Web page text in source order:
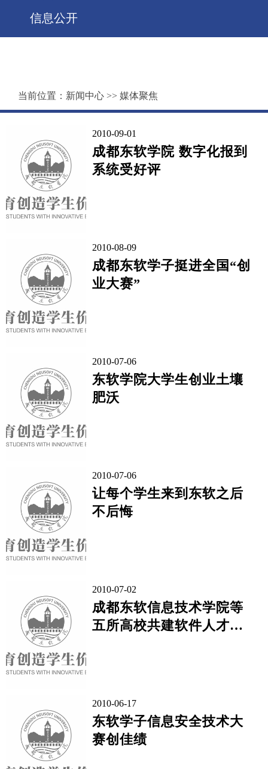
信息公开
当前位置： 新闻中心 >> 媒体聚焦
2010-09-01
成都东软学院 数字化报到
系统受好评
2010-08-09
成都东软学子挺进全国“创
业大赛”
2010-07-06
东软学院大学生创业土壤
肥沃
2010-07-06
让每个学生来到东软之后
不后悔
2010-07-02
成都东软信息技术学院等
五所高校共建软件人才培
2010-06-17
东软学子信息安全技术大
赛创佳绩